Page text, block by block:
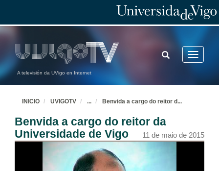
A televisión da UVigo en Internet
Toggle
TOGGLE
SEARCH
INICIO UVIGOTV ... Benvida a cargo do reitor d...
Benvida a cargo do reitor da
Universidade de Vigo
11 de maio de 2015